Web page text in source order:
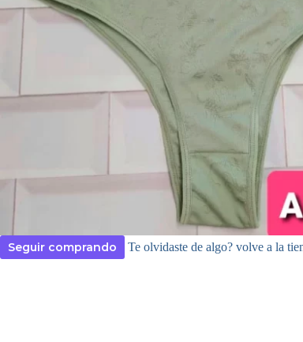
Seguir comprando Te olvidaste de algo? volve a la